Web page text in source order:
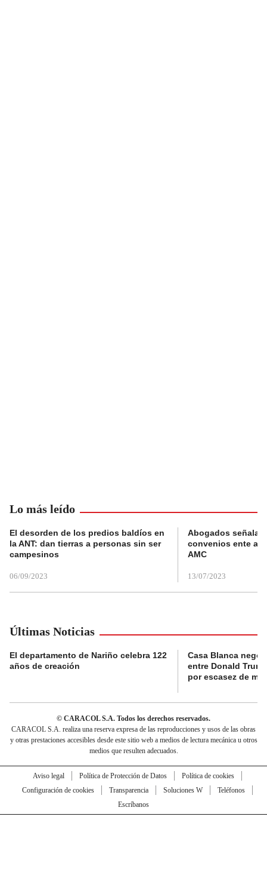
Lo más leído
El desorden de los predios baldíos en
la ANT: dan tierras a personas sin ser
campesinos
06/09/2023
Abogados
convenios ente
AMC
13/07/2023
Últimas Noticias
El departamento de Nariño celebra 122
años de creación
Casa Blanca negó
entre Donald
por escasez de
© CARACOL S.A. Todos los derechos reservados.
CARACOL S.A. realiza una reserva expresa de las reproducciones y usos de las obras
y otras prestaciones accesibles desde este sitio web a medios de lectura mecánica u otros
medios que resulten adecuados.
Aviso legal Política de Protección de Datos
Política de cookies
Configuración de cookies
Transparencia Soluciones W
Teléfonos
Escríbanos